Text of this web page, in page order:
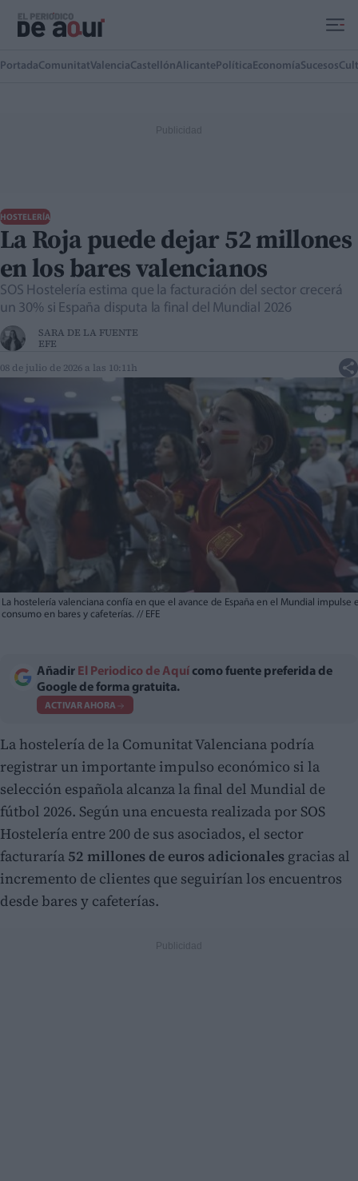
PortadaComunitatValenciaCastellónAlicante Política EconomíaSucesos
HOSTELERÍA
La Roja puede dejar 52 millones
en los bares valencianos
SOS Hostelería estima que la facturación del sector crecerá
un 30% si España disputa la final del Mundial 2026
SARA DE LA FUENTE
EFE
08 de julio de 2026 a las 10:11h
La hostelería valenciana confía en que el avance de España en el Mundial impulse
consumo en bares y cafeterías. // EFE
Añadir El Periodico de Aquí como fuente preferida de
Google de forma gratuita.
ACTIVAR AHORA
La hostelería de la Comunitat Valenciana podría
registrar un importante impulso económico si la
selección española alcanza la final del Mundial de
fútbol 2026. Según una encuesta realizada por SOS
Hostelería entre 200 de sus asociados, el sector
facturaría 52 millones de euros adicionales gracias al
incremento de clientes que seguirían los encuentros
desde bares y cafeterías.